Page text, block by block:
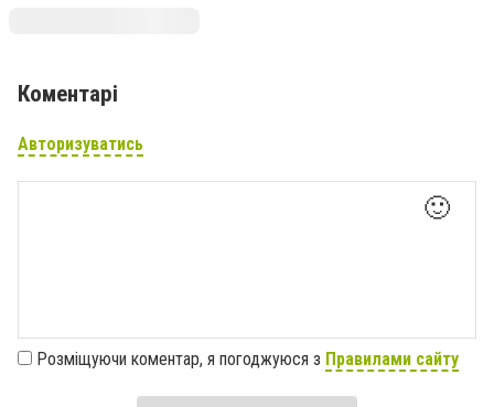
Коментарі
Авторизуватись
🙂
Розміщуючи коментар, я погоджуюся з Правилами сайту